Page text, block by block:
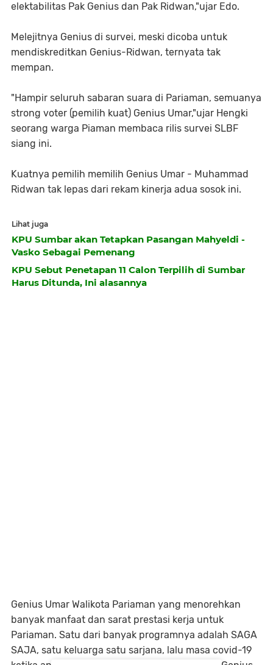
elektabilitas Pak Genius dan Pak Ridwan,"ujar Edo.
Melejitnya Genius di survei, meski dicoba untuk
mendiskreditkan Genius-Ridwan, ternyata tak
mempan.
"Hampir seluruh sabaran suara di Pariaman, semuanya
strong voter (pemilih kuat) Genius Umar,"ujar Hengki
seorang warga Piaman membaca rilis survei SLBF
siang ini.
Kuatnya pemilih memilih Genius Umar - Muhammad
Ridwan tak lepas dari rekam kinerja adua sosok ini.
Lihat juga
KPU Sumbar akan Tetapkan Pasangan Mahyeldi -
Vasko Sebagai Pemenang
KPU Sebut Penetapan 11 Calon Terpilih di Sumbar
Harus Ditunda, Ini alasannya
Genius Umar Walikota Pariaman yang menorehkan
banyak manfaat dan sarat prestasi kerja untuk
Pariaman. Satu dari banyak programnya adalah SAGA
SAJA, satu keluarga satu sarjana, lalu masa covid-19